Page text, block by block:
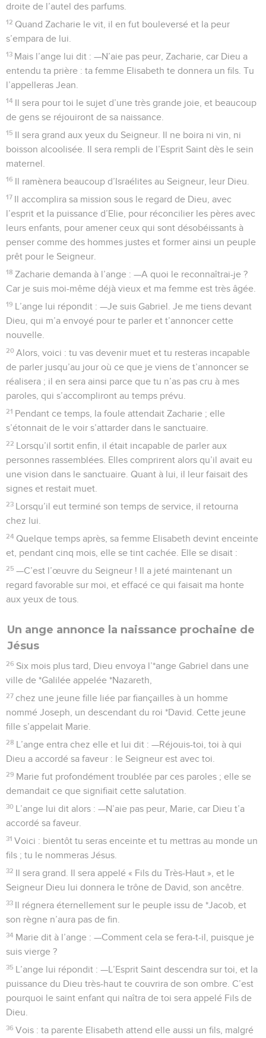
droite de l’autel des parfums.
12 Quand Zacharie le vit, il en fut bouleversé et la peur
s’empara de lui.
13 Mais l’ange lui dit : —N’aie pas peur, Zacharie, car Dieu a
entendu ta prière : ta femme Elisabeth te donnera un fils. Tu
l’appelleras Jean.
14 Il sera pour toi le sujet d’une très grande joie, et beaucoup
de gens se réjouiront de sa naissance.
15 Il sera grand aux yeux du Seigneur. Il ne boira ni vin, ni
boisson alcoolisée. Il sera rempli de l’Esprit Saint dès le sein
maternel.
16 Il ramènera beaucoup d’Israélites au Seigneur, leur Dieu.
17 Il accomplira sa mission sous le regard de Dieu, avec
l’esprit et la puissance d’Elie, pour réconcilier les pères avec
leurs enfants, pour amener ceux qui sont désobéissants à
penser comme des hommes justes et former ainsi un peuple
prêt pour le Seigneur.
18 Zacharie demanda à l’ange : —A quoi le reconnaîtrai-je ?
Car je suis moi-même déjà vieux et ma femme est très âgée.
19 L’ange lui répondit : —Je suis Gabriel. Je me tiens devant
Dieu, qui m’a envoyé pour te parler et t’annoncer cette
nouvelle.
20 Alors, voici : tu vas devenir muet et tu resteras incapable
de parler jusqu’au jour où ce que je viens de t’annoncer se
réalisera ; il en sera ainsi parce que tu n’as pas cru à mes
paroles, qui s’accompliront au temps prévu.
21 Pendant ce temps, la foule attendait Zacharie ; elle
s’étonnait de le voir s’attarder dans le sanctuaire.
22 Lorsqu’il sortit enfin, il était incapable de parler aux
personnes rassemblées. Elles comprirent alors qu’il avait eu
une vision dans le sanctuaire. Quant à lui, il leur faisait des
signes et restait muet.
23 Lorsqu’il eut terminé son temps de service, il retourna
chez lui.
24 Quelque temps après, sa femme Elisabeth devint enceinte
et, pendant cinq mois, elle se tint cachée. Elle se disait :
25 —C’est l’œuvre du Seigneur ! Il a jeté maintenant un
regard favorable sur moi, et effacé ce qui faisait ma honte
aux yeux de tous.
Un ange annonce la naissance prochaine de
Jésus
26 Six mois plus tard, Dieu envoya l’*ange Gabriel dans une
ville de *Galilée appelée *Nazareth,
27 chez une jeune fille liée par fiançailles à un homme
nommé Joseph, un descendant du roi *David. Cette jeune
fille s’appelait Marie.
28 L’ange entra chez elle et lui dit : —Réjouis-toi, toi à qui
Dieu a accordé sa faveur : le Seigneur est avec toi.
29 Marie fut profondément troublée par ces paroles ; elle se
demandait ce que signifiait cette salutation.
30 L’ange lui dit alors : —N’aie pas peur, Marie, car Dieu t’a
accordé sa faveur.
31 Voici : bientôt tu seras enceinte et tu mettras au monde un
fils ; tu le nommeras Jésus.
32 Il sera grand. Il sera appelé « Fils du Très-Haut », et le
Seigneur Dieu lui donnera le trône de David, son ancêtre.
33 Il régnera éternellement sur le peuple issu de *Jacob, et
son règne n’aura pas de fin.
34 Marie dit à l’ange : —Comment cela se fera-t-il, puisque je
suis vierge ?
35 L’ange lui répondit : —L’Esprit Saint descendra sur toi, et la
puissance du Dieu très-haut te couvrira de son ombre. C’est
pourquoi le saint enfant qui naîtra de toi sera appelé Fils de
Dieu.
36 Vois : ta parente Elisabeth attend elle aussi un fils, malgré